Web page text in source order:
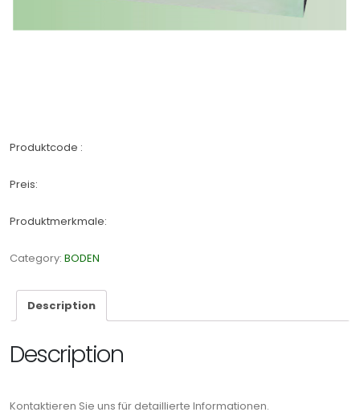
Produktcode :
Preis:
Produktmerkmale:
Category: BODEN
Description
Description
Kontaktieren Sie uns für detaillierte Informationen.